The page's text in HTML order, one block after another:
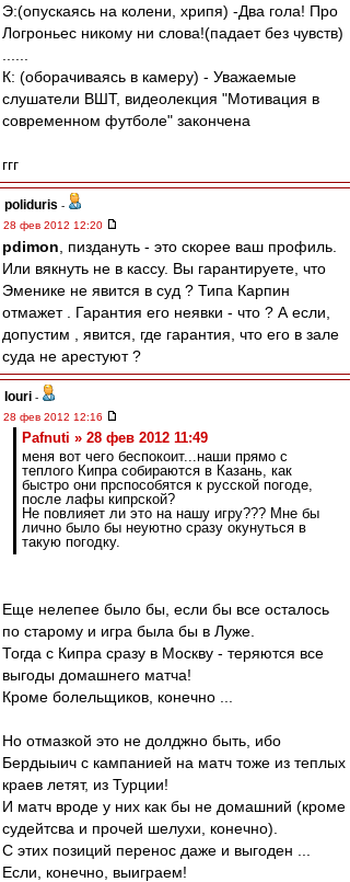
Э:(опускаясь на колени, хрипя) -Два гола! Про
Логроньес никому ни слова!(падает без чувств)
К: (оборачиваясь в камеру) - Уважаемые
слушатели ВШТ, видеолекция "Мотивация в
современном футболе" закончена
ггг
poliduris -
28 фев 2012 12:20
pdimon , пиздануть - это скорее ваш профиль.
Или вякнуть не в кассу. Вы гарантируете, что
Эменике не явится в суд ? Типа Карпин
отмажет . Гарантия его неявки - что ? А если,
допустим , явится, где гарантия, что его в зале
суда не арестуют ?
Iouri -
28 фев 2012 12:16
Pafnuti » 28 фев 2012 11:49
меня вот чего беспокоит...наши прямо с
теплого Кипра собираются в Казань, как
быстро они прспособятся к русской погоде,
после лафы кипрской?
Не повлияет ли это на нашу игру??? Мне бы
лично было бы неуютно сразу окунуться в
такую погодку.
Еще нелепее было бы, если бы все осталось
по старому и игра была бы в Луже.
Тогда с Кипра сразу в Москву - теряются все
выгоды домашнего матча!
Кроме болельщиков, конечно ...
Но отмазкой это не долджно быть, ибо
Бердыыич с кампанией на матч тоже из теплых
краев летят, из Турции!
И матч вроде у них как бы не домашний (кроме
судейтсва и прочей шелухи, конечно).
С этих позиций перенос даже и выгоден ...
Если, конечно, выиграем!